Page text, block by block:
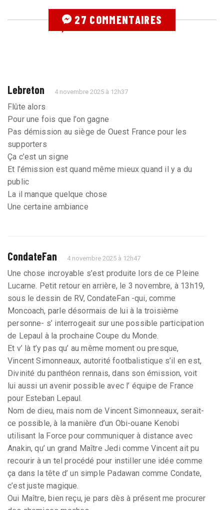
27 COMMENTAIRES
Lebreton 4 novembre 2025 à 12h37
Flûte alors
Pour une fois que l’on gagne
Pas démission au siège de Ouest France pour les
supporters
Ça c’est un signe
Et l’émission est quand même mieux quand il y a du
public
La il manque quelque chose
Une certaine ambiance
CondateFan 4 novembre 2025 à 12h47
Une chose incroyable s’est produite lors de ce Pleine
Lucarne. Petit retour en arrière, le 3 novembre, à 13h19,
sous le dessin de RV, CondateFan -qui, comme
Moncoach, parle désormais de lui à la troisième
personne- s’ interrogeait sur une possible participation
de Lepaul à la prochaine Coupe du Monde.
Et v’ là t’y pas qu’ au même moment ou presque,
Vincent Simonneaux, autorité footbalistique s’il en est,
Divinité du panthéon rennais, dans son émission, voit
lui aussi un avenir possible avec l’ équipe de France
pour Esteban Lepaul.
Nom de dieu, mais nom de Vincent Simonneaux, serait-
ce possible, à la manière d’un Obi-ouane Kenobi
utilisant la Force pour communiquer à distance avec
Anakin, qu’ un grand Maître Jedi comme Vincent ait pu
recourir à un tel procédé pour instiller une idée comme
ça dans la tête d’ un simple Padawan comme Condate,
c’est juste magique.
Oui Maître, bien reçu, je pars dès à présent me procurer